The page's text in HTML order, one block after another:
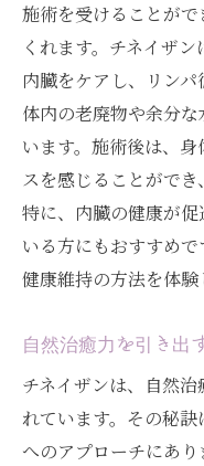
施術を受けることが
くれます。チネイザ
内臓をケアし、リンパ
体内の老廃物や余分
います。施術後は、
スを感じることができ
特に、内臓の健康が
いる方にもおすすめ
健康維持の方法を体験
自然治癒力を引き出
チネイザンは、自然
れています。その秘
へのアプローチにあ